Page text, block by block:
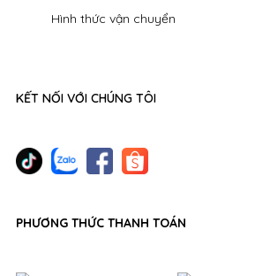
Hình thức vận chuyển
KẾT NỐI VỚI CHÚNG TÔI
PHƯƠNG THỨC THANH TOÁN